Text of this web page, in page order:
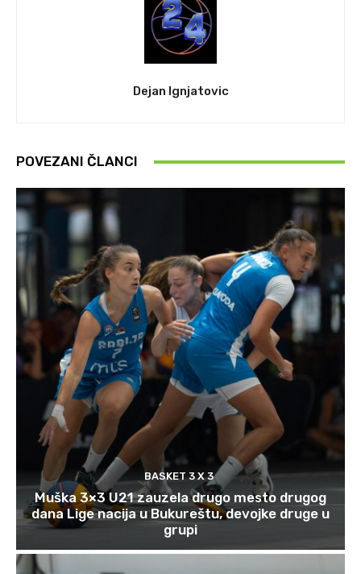
Dejan Ignjatovic
POVEZANI ČLANCI
BASKET 3 X 3
Muška 3×3 U21 zauzela drugo mesto drugog
dana Lige nacija u Bukureštu, devojke druge u
grupi